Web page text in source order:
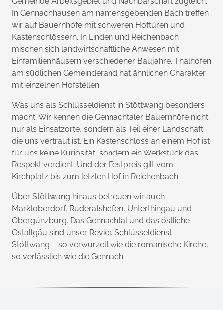
In Gennachhausen am namensgebenden Bach treffen
wir auf Bauernhöfe mit schweren Hoftüren und
Kastenschlössern. In Linden und Reichenbach
mischen sich landwirtschaftliche Anwesen mit
Einfamilienhäusern verschiedener Baujahre. Thalhofen
am südlichen Gemeinderand hat ähnlichen Charakter
mit einzelnen Hofstellen.
Was uns als Schlüsseldienst in Stöttwang besonders
macht: Wir kennen die Gennachtaler Bauernhöfe nicht
nur als Einsatzorte, sondern als Teil einer Landschaft
die uns vertraut ist. Ein Kastenschloss an einem Hof ist
für uns keine Kuriosität, sondern ein Werkstück das
Respekt verdient. Und der Festpreis gilt vom
Kirchplatz bis zum letzten Hof in Reichenbach.
Über Stöttwang hinaus betreuen wir auch
Marktoberdorf, Ruderatshofen, Unterthingau und
Obergünzburg. Das Gennachtal und das östliche
Ostallgäu sind unser Revier. Schlüsseldienst
Stöttwang – so verwurzelt wie die romanische Kirche,
so verlässlich wie die Gennach.